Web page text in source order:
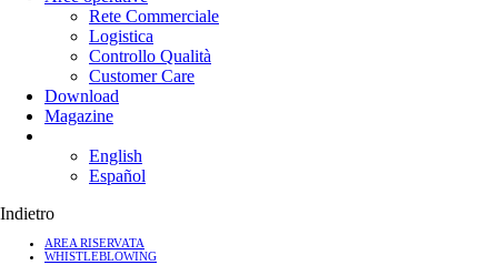
Rete Commerciale
Logistica
Controllo Qualità
Customer Care
Download
Magazine
English
Español
Indietro
AREA RISERVATA
WHISTLEBLOWING